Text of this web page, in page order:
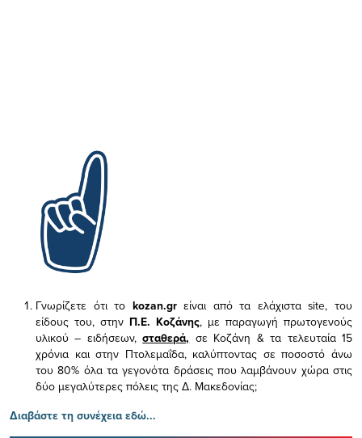
Γνωρίζετε ότι το kozan.gr είναι από τα ελάχισταsite, του
είδους του, στην Π.Ε. Κοζάνης, με παραγωγή πρωτογενούς
υλικού – ειδήσεων,σταθερά, σε Κοζάνη & τα τελευταία 15
χρόνια και στην Πτολεμαΐδα, καλύπτοντας σε ποσοστό άνω
του 80% όλα τα γεγονότα δράσεις που λαμβάνουν χώρα στις
δύο μεγαλύτερες πόλεις της Δ. Μακεδονίας;
Διαβάστε τη συνέχεια εδώ...